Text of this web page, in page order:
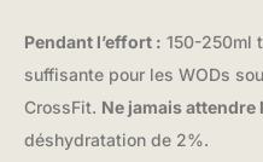
Pendant l’effort : 150-250ml
suffisante pour les WODs
CrossFit. Ne jamais attendre
déshydratation de 2%.